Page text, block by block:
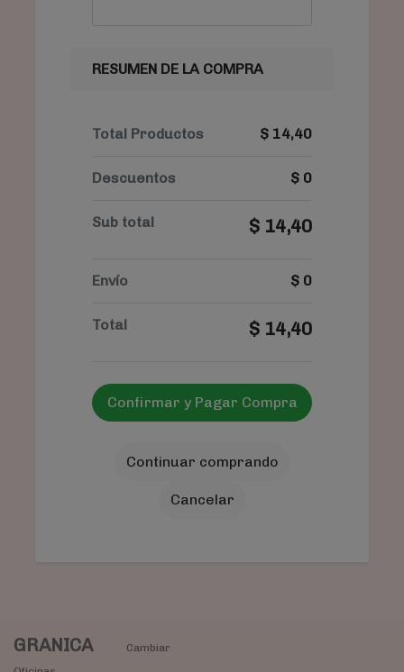
RESUMEN DE LA COMPRA
Total Productos $ 14,40
Descuentos $ 0
Sub total $ 14,40
Envío $ 0
Total $ 14,40
Confirmar y Pagar Compra
Continuar comprando
Cancelar
GRANICA
Cambiar